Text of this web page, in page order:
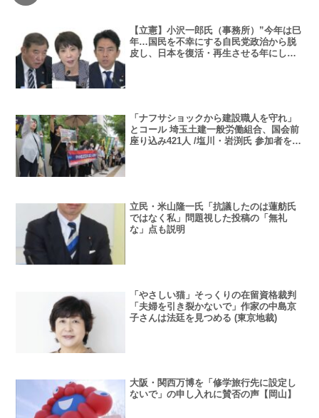
【立憲】小沢一郎氏（事務所）”今年は巳
年…国民を不幸にする自民党政治から脱
皮し、日本を復活・再生させる年にしな
「ナフサショックから建設職人を守れ」
とコール 埼玉土建一般労働組合、国会前
座り込み421人 /塩川・岩渕氏 参加者を激
立民・米山隆一氏「抗議したのは蓮舫氏
ではなく私」問題視した投稿の「無礼
な」点も説明
「やさしい猫」そっくりの在留資格裁判
「夫婦を引き裂かないで」作家の中島京
子さんは法廷を見つめる (東京地裁)
大阪・関西万博を「修学旅行先に設定し
ないで」の申し入れに賛否の声【岡山】